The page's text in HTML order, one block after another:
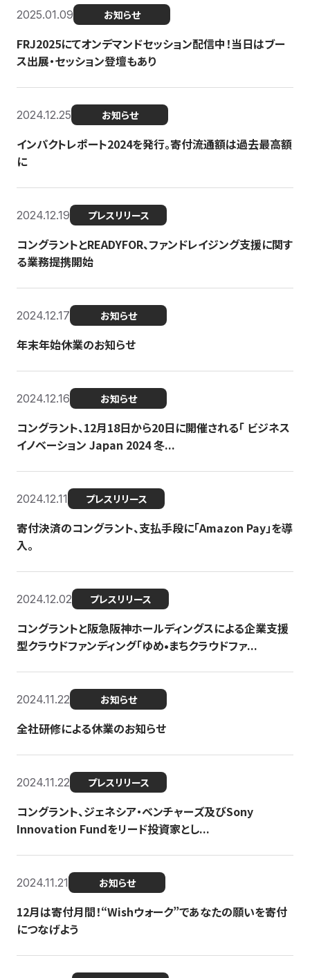
2025.01.09 お知らせ
FRJ2025にてオンデマンドセッション配信中！当日はブー
ス出展・セッション登壇もあり
2024.12.25 お知らせ
インパクトレポート2024を発行。寄付流通額は過去最高額
に
2024.12.19 プレスリリース
コングラントとREADYFOR、ファンドレイジング支援に関す
る業務提携開始
2024.12.17 お知らせ
年末年始休業のお知らせ
2024.12.16 お知らせ
コングラント、12月18日から20日に開催される「 ビジネス
イノベーション Japan 2024 冬...
2024.12.11 プレスリリース
寄付決済のコングラント、支払手段に「Amazon Pay」を導
入。
2024.12.02 プレスリリース
コングラントと阪急阪神ホールディングスによる企業支援
型クラウドファンディング「ゆめ•まちクラウドファ...
2024.11.22 お知らせ
全社研修による休業のお知らせ
2024.11.22 プレスリリース
コングラント、ジェネシア・ベンチャーズ及びSony
Innovation Fundをリード投資家とし...
2024.11.21 お知らせ
12月は寄付月間！“Wishウォーク”であなたの願いを寄付
につなげよう